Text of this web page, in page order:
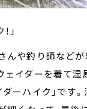
」
んや釣り師など
ェイダーを着て湿
ーハイク」です